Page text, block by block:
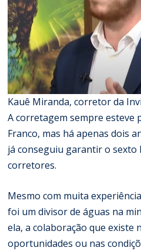
Kauê Miranda, corretor da
A corretagem sempre esteve
Franco, mas há apenas dois
já conseguiu garantir o
corretores.
Mesmo com muita
foi um divisor de águas na
ela, a colaboração que existe
oportunidades ou nas